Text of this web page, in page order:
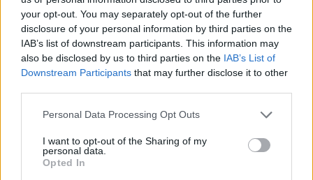
your opt-out. You may separately opt-out of the further
disclosure of your personal information by third parties on the
IAB’s list of downstream participants. This information may
also be disclosed by us to third parties on the IAB’s List of
Downstream Participants that may further disclose it to other
Personal Data Processing Opt Outs
I want to opt-out of the Sharing of my
personal data.
Opted In
57% - Τα νέα στοιχήματα σε
low & non alcohol
Metlen: Ρεκόρ EBITDA στο α' εξάμηνο, στα 550 εκατ. ευρώ – Καθαρά
κέρδη 313 εκατ. ευρώ
Χρηματοδότηση 8 εκατ. ευρώ
Media: Με ενίσχυση 8 εκατ.